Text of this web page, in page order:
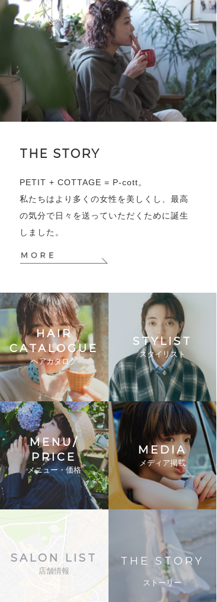
THE STORY
PETIT + COTTAGE = P-cott。
私たちはより多くの女性を美しくし、最高
の気分で日々を送っていただくために誕生
しました。
HAIR
CATALOGUE
ヘアカタログ
STYLIST
スタイリスト
MENU/
PRICE
メニュー・価格
MEDIA
メディア掲載
SALON LIST
店舗情報
THE STORY
ストーリー